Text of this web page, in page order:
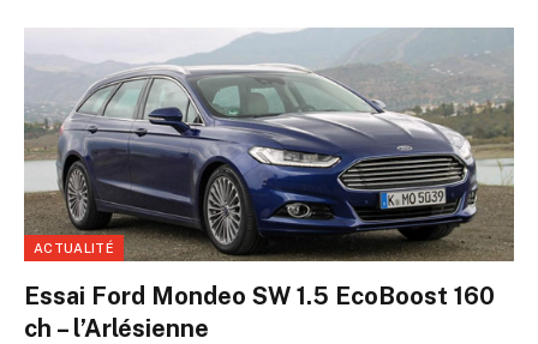
ACTUALITÉ
Essai Ford Mondeo SW 1.5 EcoBoost 160
ch – l’Arlésienne